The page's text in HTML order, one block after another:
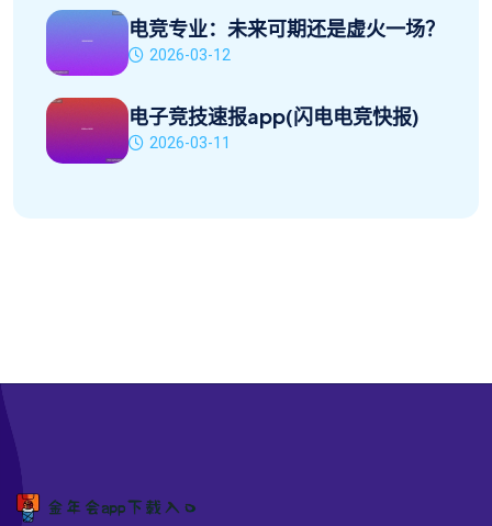
电竞专业：未来可期还是虚火一场？
2026-03-12
电子竞技速报app(闪电电竞快报)
2026-03-11